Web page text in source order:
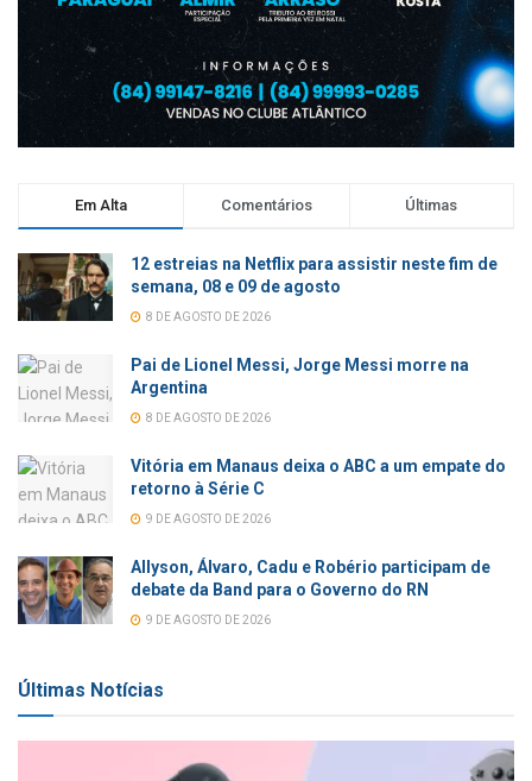
Em Alta Comentários Últimas
12 estreias na Netflix para assistir neste fim de
semana, 08 e 09 de agosto
8 DE AGOSTO DE 2026
Pai de Lionel Messi, Jorge Messi morre na
Argentina
8 DE AGOSTO DE 2026
Vitória em Manaus deixa o ABC a um empate do
retorno à Série C
9 DE AGOSTO DE 2026
Allyson, Álvaro, Cadu e Robério participam de
debate da Band para o Governo do RN
9 DE AGOSTO DE 2026
Últimas Notícias